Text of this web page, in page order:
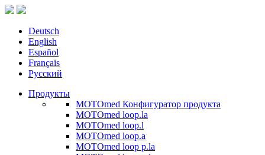
Deutsch
English
Español
Français
Русский
Продукты
MOTOmed Конфигуратор продукта
MOTOmed loop.la
MOTOmed loop.l
MOTOmed loop.a
MOTOmed loop p.la